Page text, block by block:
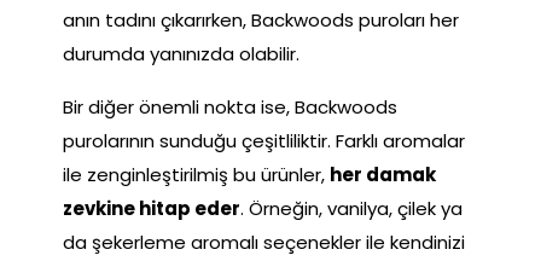
anın tadını çıkarırken, Backwoods puroları her
durumda yanınızda olabilir.
Bir diğer önemli nokta ise, Backwoods
purolarının sunduğu çeşitliliktir. Farklı aromalar
ile zenginleştirilmiş bu ürünler, her damak
zevkine hitap eder. Örneğin, vanilya, çilek ya
da şekerleme aromalı seçenekler ile kendinizi